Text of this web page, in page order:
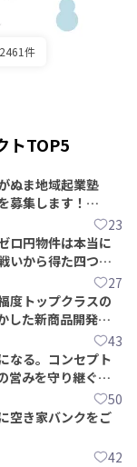
2461件
トTOP5
ぬま地域起業塾
募集します！
23
ロ円物件は本当に
いから得た四つの
27
度トップクラスの
した新商品開発＆
43
なる。コンセプト
営みを守り継ぐ仲
50
空き家バンクをご
42